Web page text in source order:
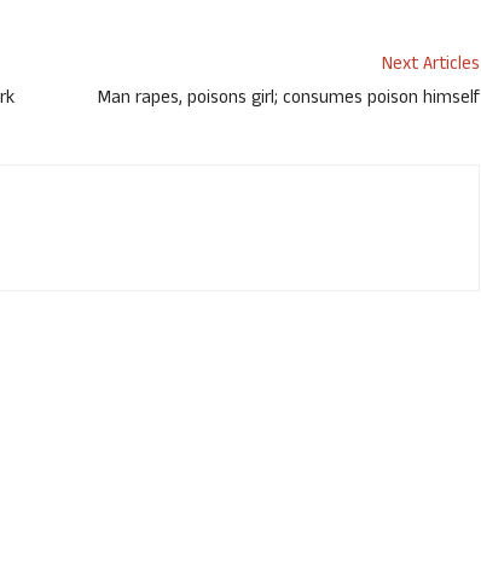
Next Articles
Man rapes, poisons girl; consumes poison himself